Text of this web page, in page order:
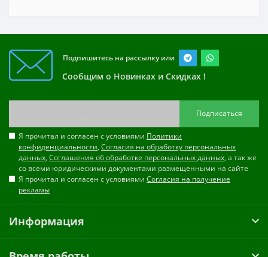
Подпишитесь на рассылку или
Сообщим о Новинках и Скидках !
Подписаться
Я прочитал и согласен с условиями Политики
конфиденциальности, Согласия на обработку персональных
данных, Соглашения об обработке персональных данных, а так же
со всеми юридическими документами размещенными на сайте
Я прочитал и согласен с условиями Согласия на получение
рекламы
Информация